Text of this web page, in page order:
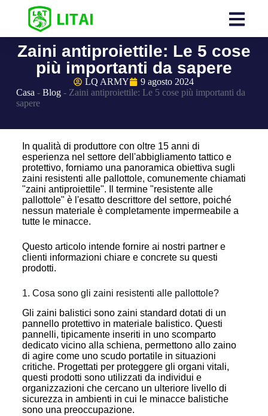
Zaini antiproiettile: Le 5 cose
più importanti da sapere
LQ ARMY
9 agosto 2024
Casa - Blog- Zaini antiproiettile: Le 5 cose più importanti da
sapere
In qualità di produttore con oltre 15 anni di
esperienza nel settore dell'abbigliamento tattico e
protettivo, forniamo una panoramica obiettiva sugli
zaini resistenti alle pallottole, comunemente chiamati
"zaini antiproiettile". Il termine "resistente alle
pallottole" è l'esatto descrittore del settore, poiché
nessun materiale è completamente impermeabile a
tutte le minacce.
Questo articolo intende fornire ai nostri partner e
clienti informazioni chiare e concrete su questi
prodotti.
1. Cosa sono gli zaini resistenti alle pallottole?
Gli zaini balistici sono zaini standard dotati di un
pannello protettivo in materiale balistico. Questi
pannelli, tipicamente inseriti in uno scomparto
dedicato vicino alla schiena, permettono allo zaino
di agire come uno scudo portatile in situazioni
critiche. Progettati per proteggere gli organi vitali,
questi prodotti sono utilizzati da individui e
organizzazioni che cercano un ulteriore livello di
sicurezza in ambienti in cui le minacce balistiche
sono una preoccupazione.